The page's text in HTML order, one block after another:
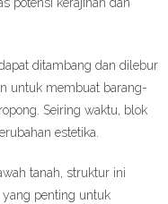
potensi kerajinan dan
ditambang dan dilebur
untuk membuat barang-
Seiring waktu, blok
estetika.
tanah, struktur ini
penting untuk